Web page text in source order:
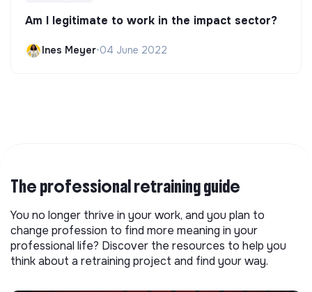
Am I legitimate to work in the impact sector?
Ines Meyer•04 June 2022
The professional retraining guide
You no longer thrive in your work, and you plan to
change profession to find more meaning in your
professional life? Discover the resources to help you
think about a retraining project and find your way.